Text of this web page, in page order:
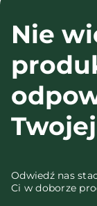
Nie
Odwiedź nas
Ci w doborze